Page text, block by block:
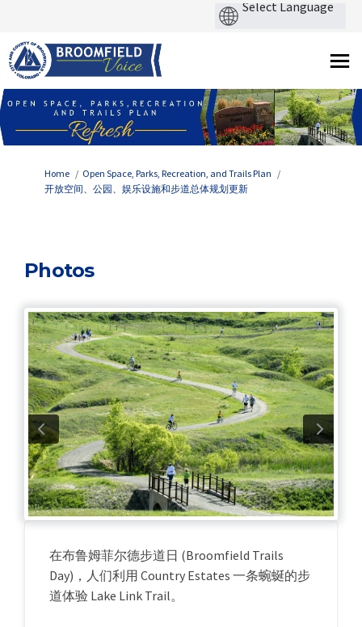
You are here:
Home
Open Space, Parks, Recreation, and Trails Plan
开放空间、公园、娱乐设施和步道总体规划更新
Photos
在布鲁姆菲尔德步道日 (Broomfield Trails
Day)，人们利用 Country Estates 一条蜿蜒的步
道体验 Lake Link Trail。